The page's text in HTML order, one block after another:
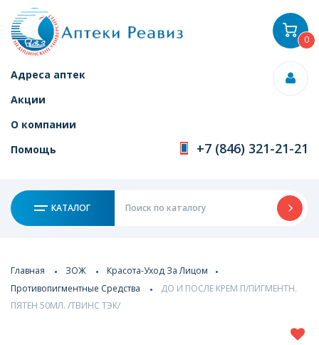
Адреса аптек
Акции
О компании
Помощь
+7 (846) 321-21-21
КАТАЛОГ
0
Главная ЗОЖ
Красота-Уход За Лицом
Противопигментные Средства
ДО И ПОСЛЕ КРЕМ П/ПИГМЕНТН.
ПЯТЕН 50МЛ. /ТВИНС ТЭК/